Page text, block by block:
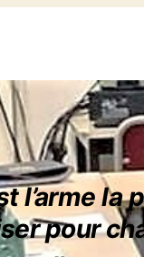
l’arme la
pour